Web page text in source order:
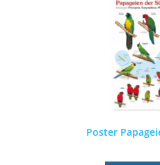
Poster